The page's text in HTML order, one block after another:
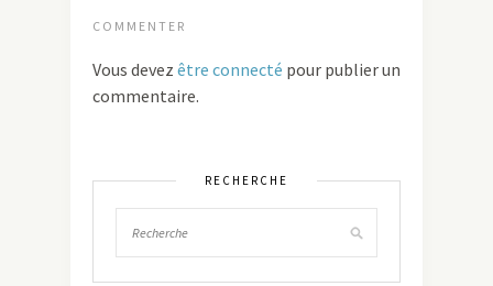
COMMENTER
Vous devez être connecté pour publier un
commentaire.
RECHERCHE